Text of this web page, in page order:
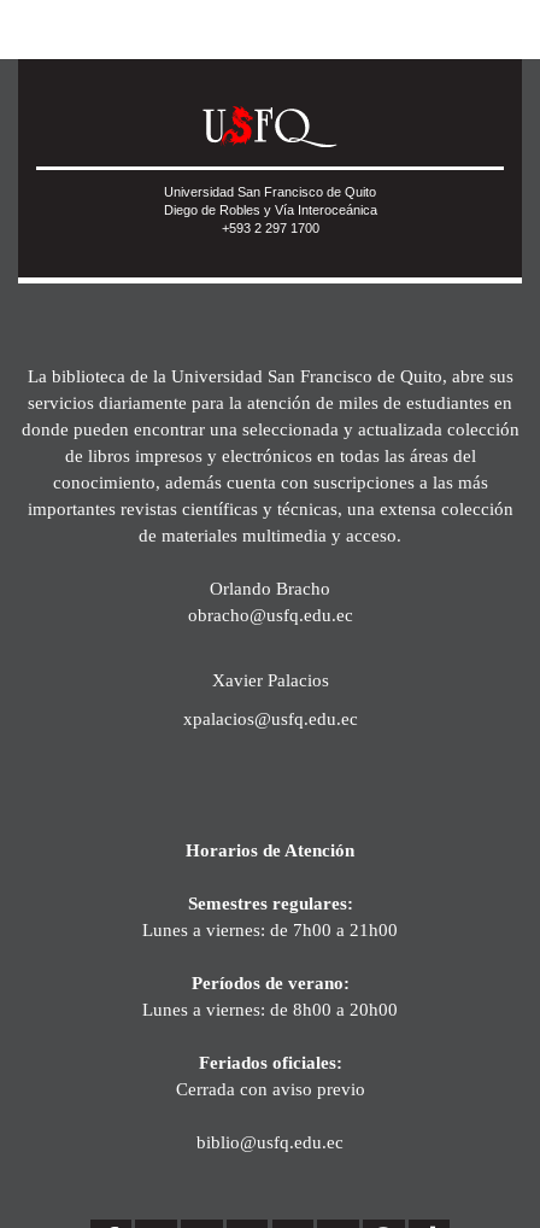
Universidad San Francisco de Quito
Diego de Robles y Vía Interoceánica
+593 2 297 1700
La biblioteca de la Universidad San Francisco de Quito, abre sus
servicios diariamente para la atención de miles de estudiantes en
donde pueden encontrar una seleccionada y actualizada colección
de libros impresos y electrónicos en todas las áreas del
conocimiento, además cuenta con suscripciones a las más
importantes revistas científicas y técnicas, una extensa colección
de materiales multimedia y acceso.
Orlando Bracho
obracho@usfq.edu.ec
Xavier Palacios
xpalacios@usfq.edu.ec
Horarios de Atención
Semestres regulares:
Lunes a viernes: de 7h00 a 21h00
Períodos de verano:
Lunes a viernes: de 8h00 a 20h00
Feriados oficiales:
Cerrada con aviso previo
biblio@usfq.edu.ec